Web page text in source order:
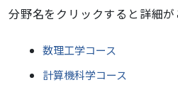
分野名をクリックすると詳細が
数理工学コース
計算機科学コース